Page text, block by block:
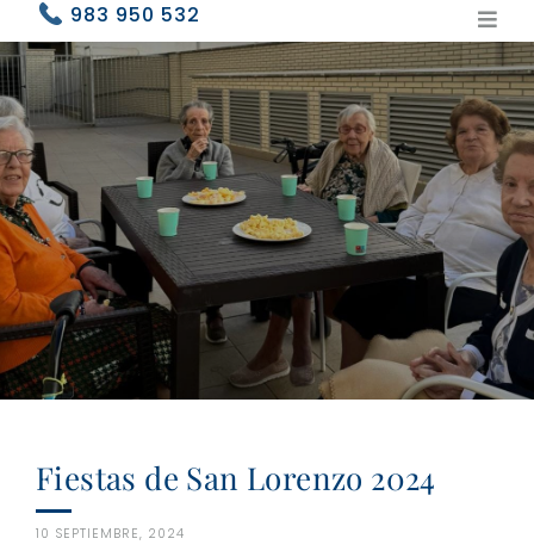
983 950 532
Fiestas de San Lorenzo 2024
10 SEPTIEMBRE, 2024